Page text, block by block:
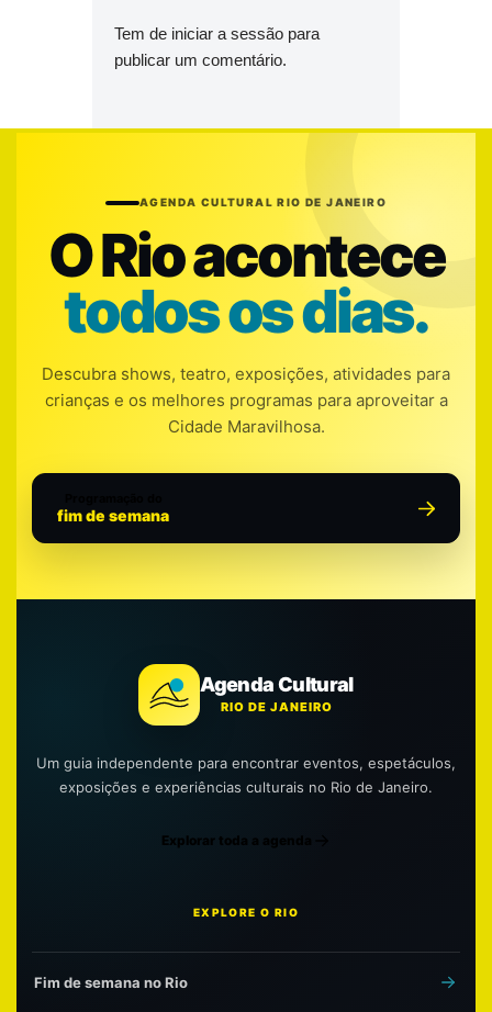
Tem de iniciar a sessão para
publicar um comentário.
AGENDA CULTURAL RIO DE JANEIRO
O Rio acontece
todos os dias.
Descubra shows, teatro, exposições, atividades para
crianças e os melhores programas para aproveitar a
Cidade Maravilhosa.
fim de semana
Agenda Cultural
RIO DE JANEIRO
Um guia independente para encontrar eventos, espetáculos,
exposições e experiências culturais no Rio de Janeiro.
Explorar toda a agenda
EXPLORE O RIO
Fim de semana no Rio